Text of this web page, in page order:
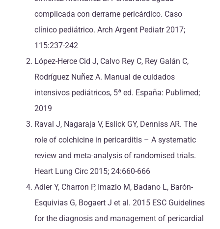
complicada con derrame pericárdico. Caso
clínico pediátrico. Arch Argent Pediatr 2017;
115:237-242
López-Herce Cid J, Calvo Rey C, Rey Galán C,
Rodríguez Nuñez A. Manual de cuidados
intensivos pediátricos, 5ª ed. España: Publimed;
2019
Raval J, Nagaraja V, Eslick GY, Denniss AR. The
role of colchicine in pericarditis – A systematic
review and meta-analysis of randomised trials.
Heart Lung Circ 2015; 24:660-666
Adler Y, Charron P, Imazio M, Badano L, Barón-
Esquivias G, Bogaert J et al. 2015 ESC Guidelines
for the diagnosis and management of pericardial